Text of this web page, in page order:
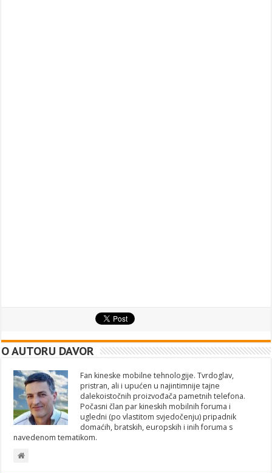
O AUTORU DAVOR
Fan kineske mobilne tehnologije. Tvrdoglav,
pristran, ali i upućen u najintimnije tajne
dalekoistočnih proizvođača pametnih telefona.
Počasni član par kineskih mobilnih foruma i
ugledni (po vlastitom svjedočenju) pripadnik
domaćih, bratskih, europskih i inih foruma s
navedenom tematikom.